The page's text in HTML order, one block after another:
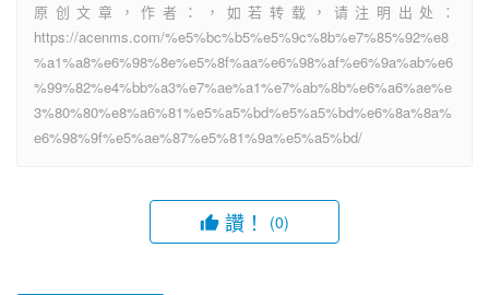
原创文章，作者：，如若转载，请注明出处：
https://acenms.com/%e5%bc%b5%e5%9c%8b%e7%85%92%e8
%a1%a8%e6%98%8e%e5%8f%aa%e6%98%af%e6%9a%ab%e6
%99%82%e4%bb%a3%e7%ae%a1%e7%ab%8b%e6%a6%ae%e
3%80%80%e8%a6%81%e5%a5%bd%e5%a5%bd%e6%8a%8a%
e6%98%9f%e5%ae%87%e5%81%9a%e5%a5%bd/
讚！ (0)